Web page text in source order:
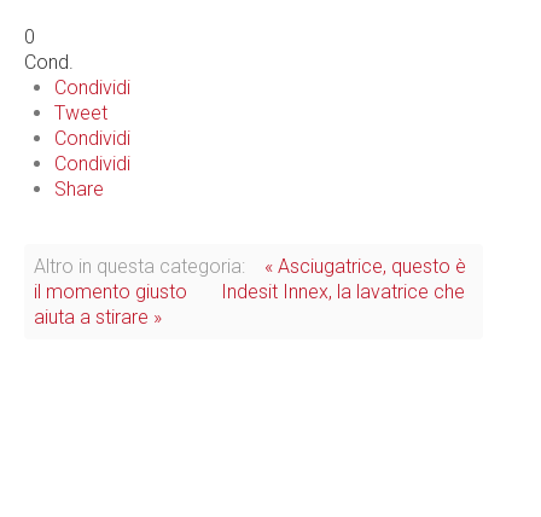
0
Cond.
Condividi
Tweet
Condividi
Condividi
Share
Altro in questa categoria:
« Asciugatrice, questo è
il momento giusto
Indesit Innex, la lavatrice che
aiuta a stirare »